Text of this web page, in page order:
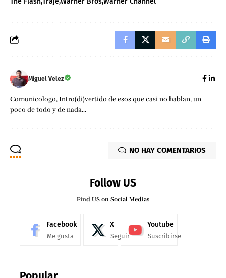
Miguel Velez
Comunicologo, Intro(di)vertido de esos que casi no hablan, un
poco de todo y de nada...
NO HAY COMENTARIOS
Follow US
Find US on Social Medias
Facebook
Me gusta
X
Seguir
Youtube
Suscribirse